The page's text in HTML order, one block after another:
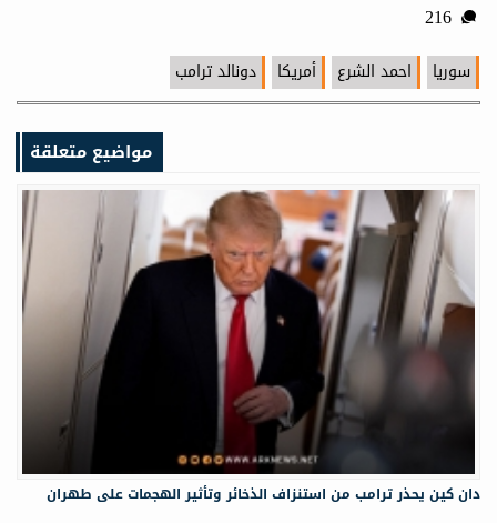
سوريا احمد الشرع أمريكا دونالد ترامب
مواضيع متعلقة
دان كين يحذر ترامب من استنزاف الذخائر وتأثير الهجمات على طهران